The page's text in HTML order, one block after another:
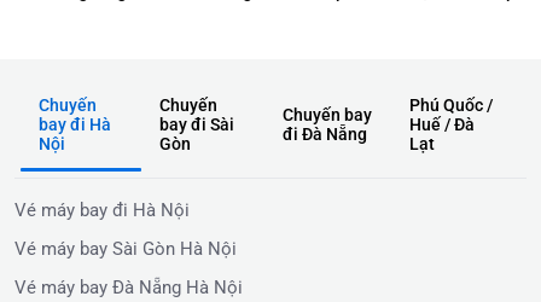
Chuyến
bay đi Hà
Nội
Chuyến
bay đi Sài
Gòn
Chuyến bay
đi Đà Nẵng
Phú Quốc /
Huế / Đà
Lạt
Vé máy bay đi Hà Nội
Vé máy bay Sài Gòn Hà Nội
Vé máy bay Đà Nẵng Hà Nội